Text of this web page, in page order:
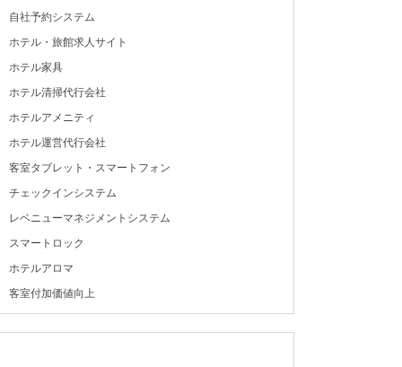
自社予約システム
ホテル・旅館求人サイト
ホテル家具
ホテル清掃代行会社
ホテルアメニティ
ホテル運営代行会社
客室タブレット・スマートフォン
チェックインシステム
レベニューマネジメントシステム
スマートロック
ホテルアロマ
客室付加価値向上